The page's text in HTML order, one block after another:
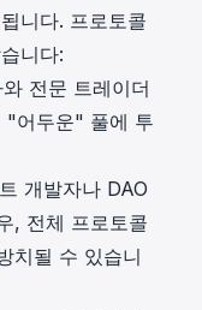
니다. 프로토콜
니다:
전문 트레이더
"어두운" 풀에 투
개발자나 DAO
, 전체 프로토콜
치될 수 있습니